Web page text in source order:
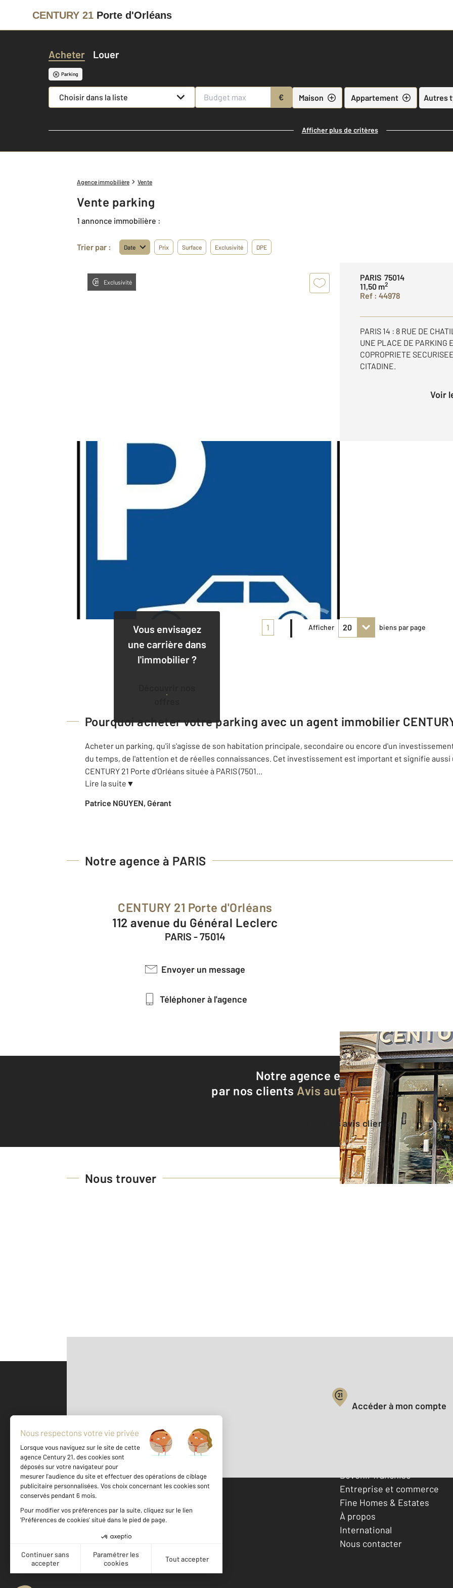
CENTURY 21 Porte d'Orléans
Acheter Louer
Parking
Choisir dans la liste € Maison Appartement Autres
Afficher plus de critères
Agence immobilière Vente
Vente parking
1 annonce immobilière :
Trier par : Date Prix Surface Exclusivité DPE
Exclusivité
PARIS 75014
11,50 m2
Ref : 44978
PARIS 14 : 8 RUE DE
UNE PLACE DE PARKING
COPROPRIETE
CITADINE.
Voir
Vous envisagez
une carrière dans
l'immobilier ?
1 Afficher biens par page
Pourquoi acheter votre parking avec un agent immobilier
Acheter un parking, qu'il s'agisse de son habitation principale, secondaire ou encore d'un
du temps, de l'attention et de réelles connaissances. Cet investissement est important et signifie aussi
CENTURY 21 Porte d'Orléans située à PARIS (7501...
Lire la suite ▼
Patrice NGUYEN, Gérant
Notre agence à PARIS
CENTURY 21 Porte d'Orléans
112 avenue du Général Leclerc
PARIS - 75014
Envoyer un message
Téléphoner à l'agence
Notre agence est notée9,4/10
par nos clients Avis authentifiés par
Voir tous les avis clients
Nous trouver
500 m Mappy
Accéder à mon compte
Votre agence est notée
Achat
10
Location
Devenir franchisé
Entreprise et commerce
Fine Homes & Estates
À propos
International
Nous contacter